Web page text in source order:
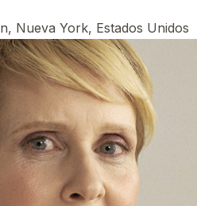
Nueva York, Estados Unidos